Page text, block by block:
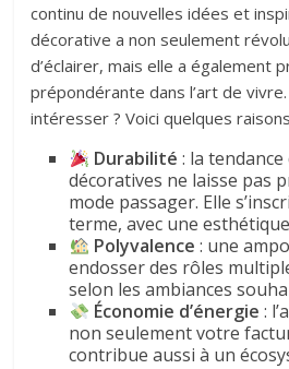
continu de nouvelles idées et
décorative a non seulement
d’éclairer, mais elle a également
prépondérante dans l’art de vivre.
intéresser ? Voici quelques
Durabilité : la
décoratives ne laisse pas
mode passager. Elle
terme, avec une
Polyvalence : une
endosser des rôles
selon les ambiances
Économie d’énergie :
non seulement votre
contribue aussi à un